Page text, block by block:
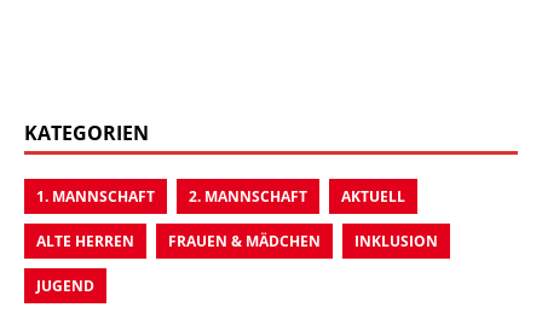
KATEGORIEN
1. MANNSCHAFT 2. MANNSCHAFT AKTUELL
ALTE HERREN FRAUEN & MÄDCHEN INKLUSION
JUGEND